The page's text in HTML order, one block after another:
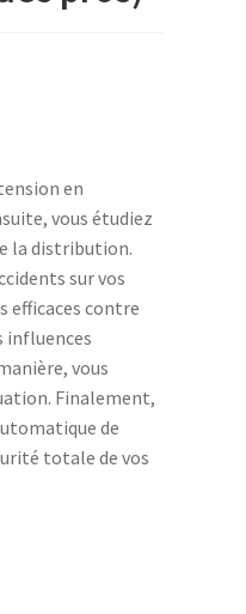
en
vous étudiez
la distribution.
sur vos
efficaces contre
influences
vous
Finalement,
de
totale de vos